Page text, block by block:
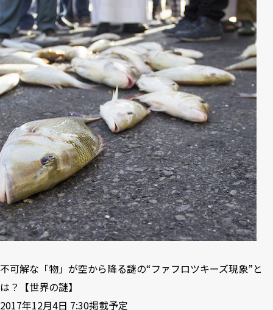
不可解な「物」が空から降る謎の“ファフロツキーズ現象”と
は？【世界の謎】
2017年12月4日 7:30掲載予定